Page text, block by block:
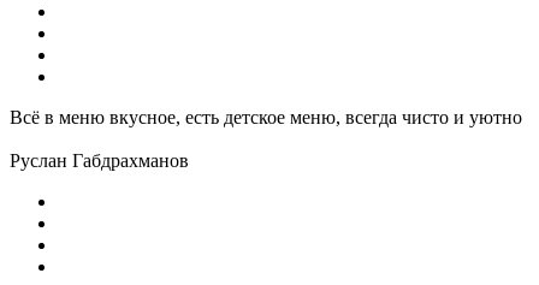
Всё в меню вкусное, есть детское меню, всегда чисто и уютно
Руслан Габдрахманов